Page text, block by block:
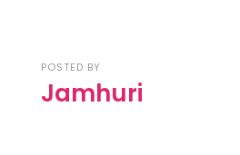
POSTED BY
Jamhuri